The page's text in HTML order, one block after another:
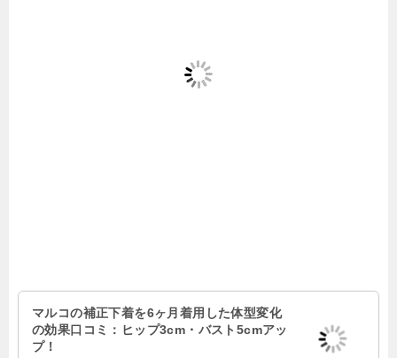
マルコの補正下着を6ヶ月着用した体型変化
の効果口コミ：ヒップ3cm・バスト5cmアッ
プ！